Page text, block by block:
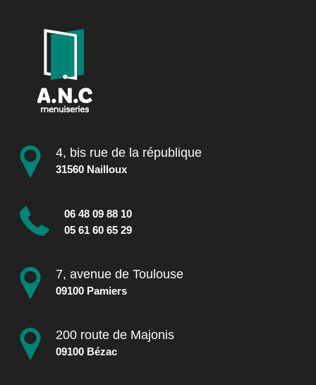
4, bis rue de la république
31560 Nailloux
06 48 09 88 10
05 61 60 65 29
7, avenue de Toulouse
09100 Pamiers
200 route de Majonis
09100 Bézac